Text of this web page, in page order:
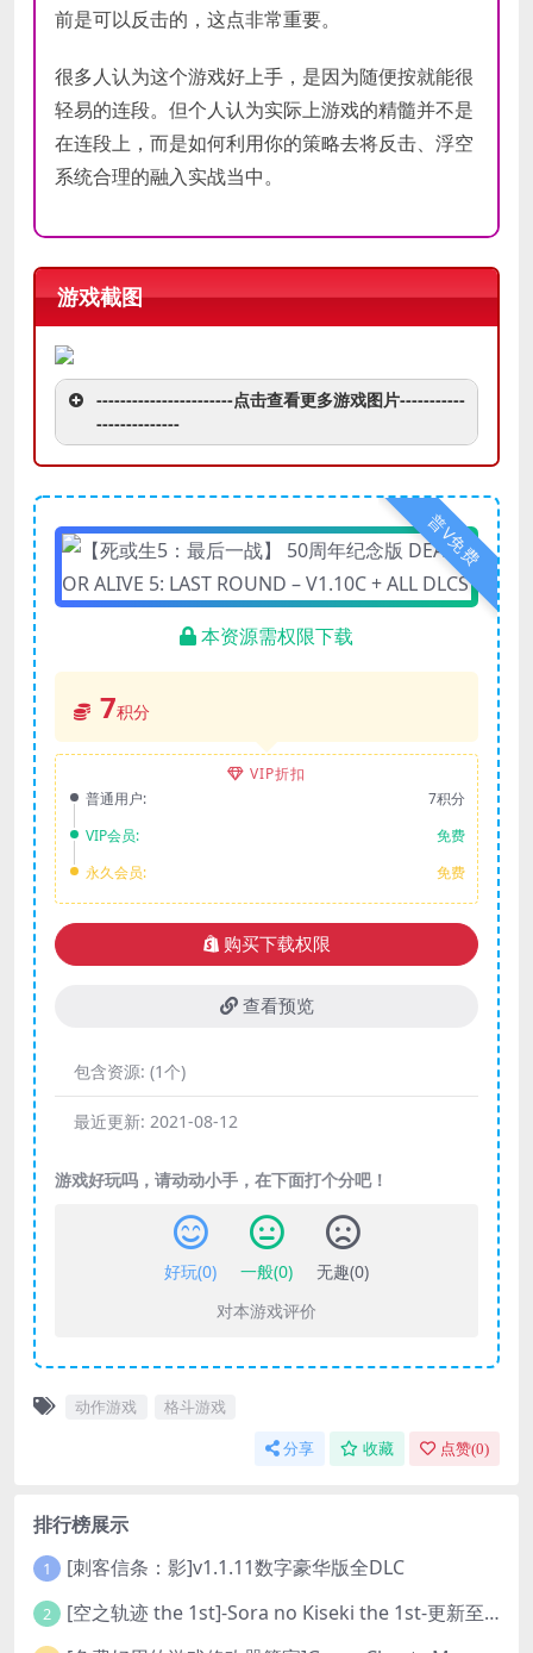
前是可以反击的，这点非常重要。
很多人认为这个游戏好上手，是因为随便按就能很
轻易的连段。但个人认为实际上游戏的精髓并不是
在连段上，而是如何利用你的策略去将反击、浮空
系统合理的融入实战当中。
游戏截图
-----------------------点击查看更多游戏图片-----------
--------------
普V免费
本资源需权限下载
7积分
VIP折扣
普通用户:
7积分
VIP会员:
免费
永久会员:
免费
购买下载权限
查看预览
包含资源: (1个)
最近更新: 2021-08-12
游戏好玩吗，请动动小手，在下面打个分吧！
好玩(0) 一般(0) 无趣(0)
对本游戏评价
动作游戏 格斗游戏
分享 收藏 点赞(0)
排行榜展示
1 [刺客信条：影]v1.1.11数字豪华版全DLC
2 [空之轨迹 the 1st]-Sora no Kiseki the 1st-更新至v1.06.4-全DLC